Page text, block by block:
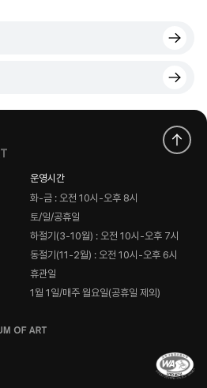
운영시간
화-금 : 오전 10시-오후 8시
토/일/공휴일
하절기(3-10월) : 오전 10시-오후 7시
동절기(11-2월) : 오전 10시-오후 6시
휴관일
1월 1일/매주 월요일(공휴일 제외)